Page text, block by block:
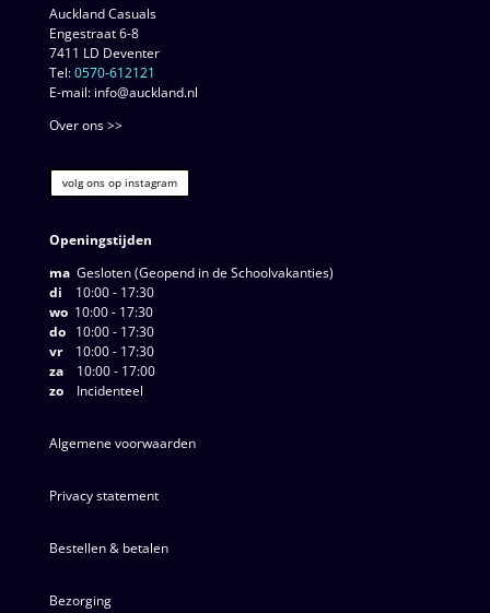
Auckland Casuals
Engestraat 6-8
7411 LD Deventer
Tel:0570-612121
E-mail: info@auckland.nl
Over ons >>
volg ons op instagram
Openingstijden
maGesloten (Geopend in de Schoolvakanties)
di 10:00 - 17:30
wo10:00 - 17:30
do10:00 - 17:30
vr10:00 - 17:30
za10:00 - 17:00
zoIncidenteel
Algemene voorwaarden
Privacy statement
Bestellen & betalen
Bezorging